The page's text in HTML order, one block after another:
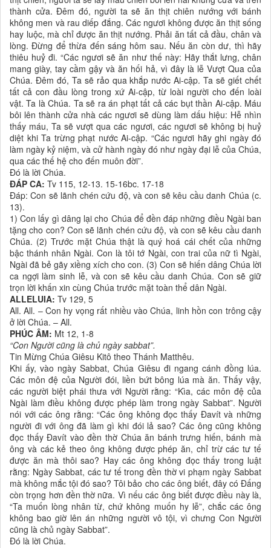
thành cửa. Đêm đó, người ta sẽ ăn thịt chiên nướng với bánh
không men và rau diếp đắng. Các ngươi không được ăn thịt sống
hay luộc, mà chỉ được ăn thịt nướng. Phải ăn tất cả đầu, chân và
lòng. Đừng để thừa đến sáng hôm sau. Nếu ăn còn dư, thì hãy
thiêu huỷ đi. “Các ngươi sẽ ăn như thế này: Hãy thắt lưng, chân
mang giày, tay cầm gậy và ăn hối hả, vì đây là lễ Vượt Qua của
Chúa. Đêm đó, Ta sẽ rảo qua khắp nước Ai-cập. Ta sẽ giết chết
tất cả con đầu lòng trong xứ Ai-cập, từ loài người cho đến loài
vật. Ta là Chúa. Ta sẽ ra án phạt tất cả các bụt thần Ai-cập. Máu
bôi lên thành cửa nhà các ngươi sẽ dùng làm dấu hiệu: Hễ nhìn
thấy máu, Ta sẽ vượt qua các ngươi, các ngươi sẽ không bị huỷ
diệt khi Ta trừng phạt nước Ai-cập. “Các ngươi hãy ghi ngày đó
làm ngày kỷ niệm, và cử hành ngày đó như ngày đại lễ của Chúa,
qua các thế hệ cho đến muôn đời”.
Đó là lời Chúa.
ĐÁP CA: Tv 115, 12-13. 15-16bc. 17-18
Đáp: Con sẽ lãnh chén cứu độ, và con sẽ kêu cầu danh Chúa (c.
13).
1) Con lấy gì dâng lại cho Chúa để đền đáp những điều Ngài ban
tặng cho con? Con sẽ lãnh chén cứu độ, và con sẽ kêu cầu danh
Chúa. (2) Trước mặt Chúa thật là quý hoá cái chết của những
bậc thánh nhân Ngài. Con là tôi tớ Ngài, con trai của nữ tì Ngài,
Ngài đã bẻ gãy xiềng xích cho con. (3) Con sẽ hiến dâng Chúa lời
ca ngợi làm sinh lễ, và con sẽ kêu cầu danh Chúa. Con sẽ giữ
trọn lời khấn xin cùng Chúa trước mặt toàn thể dân Ngài.
ALLELUIA: Tv 129, 5
All. All. – Con hy vọng rất nhiều vào Chúa, linh hồn con trông cậy
ở lời Chúa. – All.
PHÚC ÂM: Mt 12, 1-8
“Con Người cũng là chủ ngày sabbat”.
Tin Mừng Chúa Giêsu Kitô theo Thánh Matthêu.
Khi ấy, vào ngày Sabbat, Chúa Giêsu đi ngang cánh đồng lúa.
Các môn đệ của Người đói, liền bứt bông lúa mà ăn. Thấy vậy,
các người biệt phái thưa với Người rằng: “Kìa, các môn đệ của
Ngài làm điều không được phép làm trong ngày Sabbat”. Người
nói với các ông rằng: “Các ông không đọc thấy Đavít và những
người đi với ông đã làm gì khi đói lả sao? Các ông cũng không
đọc thấy Đavít vào đền thờ Chúa ăn bánh trưng hiến, bánh mà
ông và các kẻ theo ông không được phép ăn, chỉ trừ các tư tế
được ăn mà thôi sao? Hay các ông không đọc thấy trong luật
rằng: Ngày Sabbat, các tư tế trong đền thờ vi phạm ngày Sabbat
mà không mắc tội đó sao? Tôi bảo cho các ông biết, đây có Đấng
còn trọng hơn đền thờ nữa. Vì nếu các ông biết được điều này là,
“Ta muốn lòng nhân từ, chứ không muốn hy lễ”, chắc các ông
không bao giờ lên án những người vô tội, vì chưng Con Người
cũng là chủ ngày Sabbat”.
Đó là lời Chúa.